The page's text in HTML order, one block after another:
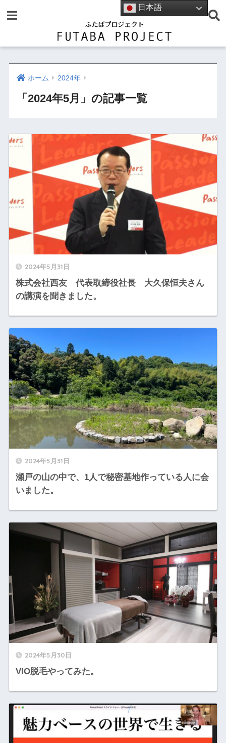
ホーム 2024年
「2024年5月」の記事一覧
2024年5月31日
株式会社西友 代表取締役社長 大久保恒夫さん
の講演を聞きました。
2024年5月31日
瀬戸の山の中で、1人で秘密基地作っている人に会
いました。
2024年5月30日
VIO脱毛やってみた。
日本語